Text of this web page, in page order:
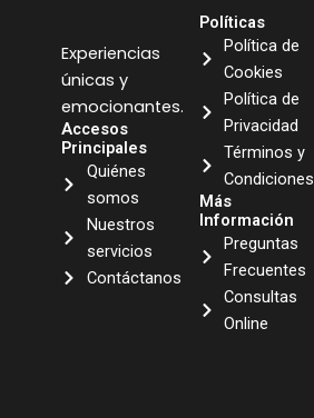
Experiencias
únicas y
emocionantes.
Accesos
Principales
Quiénes
somos
Nuestros
servicios
Contáctanos
Políticas
Política de
Cookies
Política de
Privacidad
Términos y
Condiciones
Más
Información
Preguntas
Frecuentes
Consultas
Online